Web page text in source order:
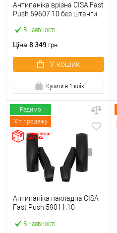
В наявності
Антипаніка врізна CISA Fast
Push 59607.10 без штанги
Ціна 8 349 грн.
У кошик
Купити в 1 клік
Радимо
Хіт продажу
В наявності
Антипаніка накладна CISA
Fast Push 59011.10
штанги